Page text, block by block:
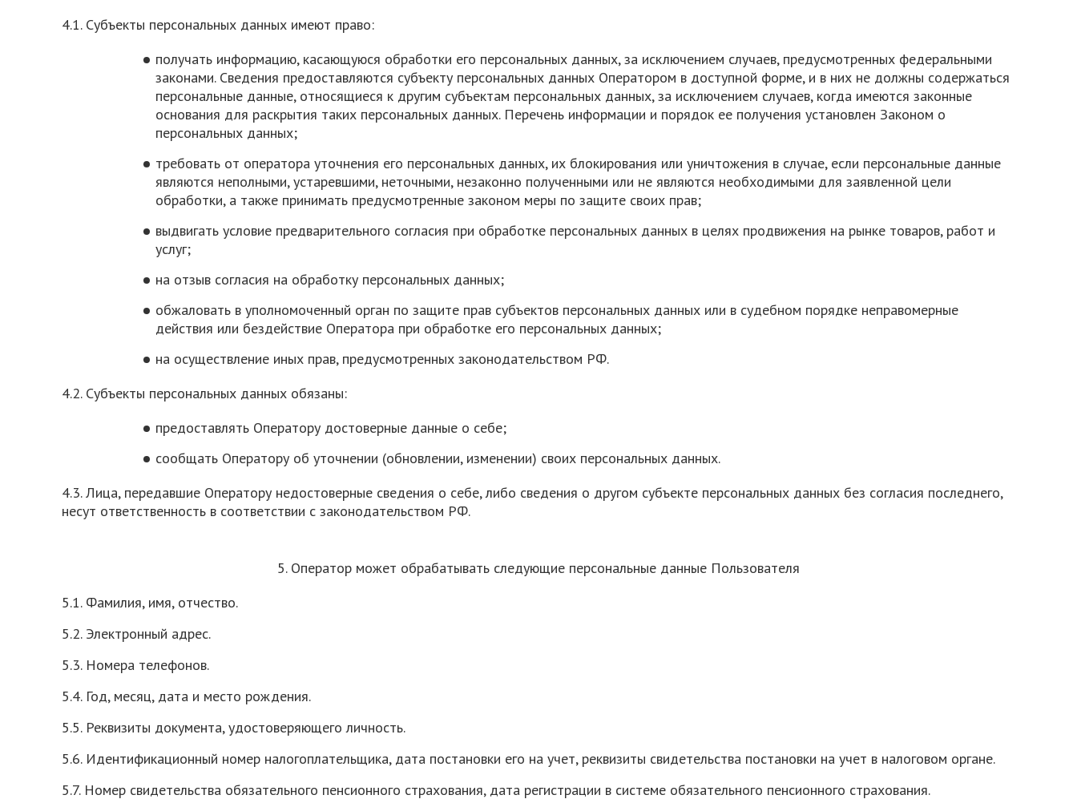
4.1. Субъекты персональных данных имеют право:
получать информацию, касающуюся обработки его персональных данных, за исключением случаев, предусмотренных федеральными
законами. Сведения предоставляются субъекту персональных данных Оператором в доступной форме, и в них не должны содержаться
персональные данные, относящиеся к другим субъектам персональных данных, за исключением случаев, когда имеются законные
основания для раскрытия таких персональных данных. Перечень информации и порядок ее получения установлен Законом о
персональных данных;
требовать от оператора уточнения его персональных данных, их блокирования или уничтожения в случае, если персональные данные
являются неполными, устаревшими, неточными, незаконно полученными или не являются необходимыми для заявленной цели
обработки, а также принимать предусмотренные законом меры по защите своих прав;
выдвигать условие предварительного согласия при обработке персональных данных в целях продвижения на рынке товаров, работ и
услуг;
на отзыв согласия на обработку персональных данных;
обжаловать в уполномоченный орган по защите прав субъектов персональных данных или в судебном порядке неправомерные
действия или бездействие Оператора при обработке его персональных данных;
на осуществление иных прав, предусмотренных законодательством РФ.
4.2. Субъекты персональных данных обязаны:
предоставлять Оператору достоверные данные о себе;
сообщать Оператору об уточнении (обновлении, изменении) своих персональных данных.
4.3. Лица, передавшие Оператору недостоверные сведения о себе, либо сведения о другом субъекте персональных данных без согласия последнего,
несут ответственность в соответствии с законодательством РФ.
5. Оператор может обрабатывать следующие персональные данные Пользователя
5.1. Фамилия, имя, отчество.
5.2. Электронный адрес.
5.3. Номера телефонов.
5.4. Год, месяц, дата и место рождения.
5.5. Реквизиты документа, удостоверяющего личность.
5.6. Идентификационный номер налогоплательщика, дата постановки его на учет, реквизиты свидетельства постановки на учет в налоговом органе.
5.7. Номер свидетельства обязательного пенсионного страхования, дата регистрации в системе обязательного пенсионного страхования.